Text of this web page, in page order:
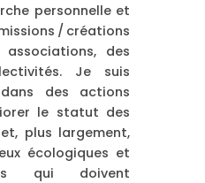
personnelle et
/ créations
des
Je suis
des actions
le statut des
plus largement,
écologiques et
qui doivent